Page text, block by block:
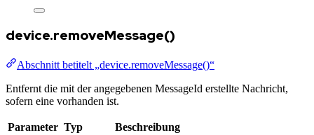
device.removeMessage()
Abschnitt betitelt „device.removeMessage()“
Entfernt die mit der angegebenen MessageId erstellte Nachricht,
sofern eine vorhanden ist.
Parameter Typ
Beschreibung